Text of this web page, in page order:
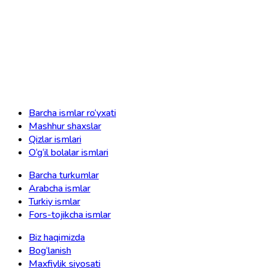
Barcha ismlar ro‘yxati
Mashhur shaxslar
Qizlar ismlari
O‘g‘il bolalar ismlari
Barcha turkumlar
Arabcha ismlar
Turkiy ismlar
Fors-tojikcha ismlar
Biz haqimizda
Bog‘lanish
Maxfiylik siyosati